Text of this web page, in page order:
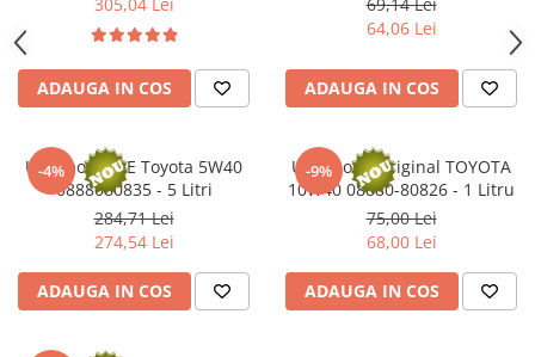
ADAUGA IN COS
64,06 Lei
ADAUGA IN COS
-4%
Ulei motor OE Toyota 5W40
0888080835 - 5 Litri
284,71 Lei
274,54 Lei
ADAUGA IN COS
-9%
Ulei motor original TOYOTA
10W40 08880-80826 - 1 Litru
75,00 Lei
68,00 Lei
ADAUGA IN COS